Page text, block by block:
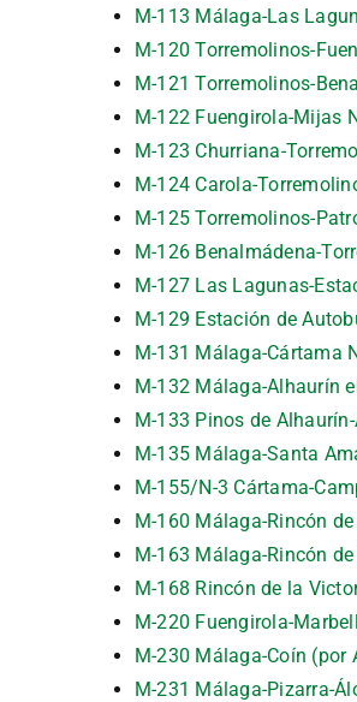
M-113 Málaga-Las
M-120 Torremolinos-
M-121 Torremolinos-
M-122 Fuengirola-Mijas
M-123 Churriana-
M-124 Carola-
M-125 Torremolinos-
M-126 Benalmádena-
M-127 Las Lagunas-
M-129 Estación de
M-131 Málaga-Cártama
M-132 Málaga-Alhaurín
M-133 Pinos de
M-135 Málaga-Santa
M-155/N-3 Cártama-
M-160 Málaga-Rincón
M-163 Málaga-Rincón
M-168 Rincón de la
M-220 Fuengirola-
M-230 Málaga-Coín (por
M-231 Málaga-Pizarra-